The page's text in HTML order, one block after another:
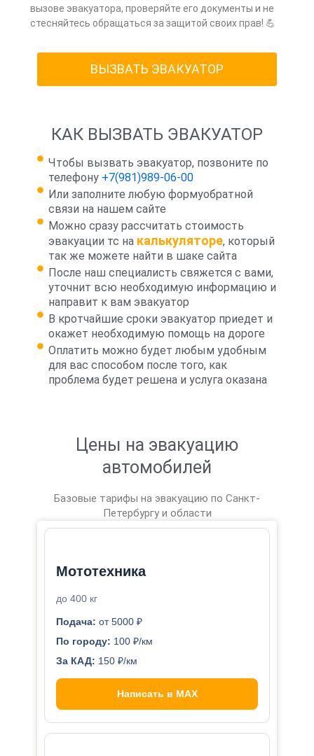
вызове эвакуатора, проверяйте его документы и не
стесняйтесь обращаться за защитой своих прав! 💪
ВЫЗВАТЬ ЭВАКУАТОР
КАК ВЫЗВАТЬ ЭВАКУАТОР
Чтобы вызвать эвакуатор, позвоните по
телефону +7(981)989-06-00
Или заполните любую формуобратной
связи на нашем сайте
Можно сразу рассчитать стоимость
эвакуации тс на калькуляторе, который
так же можете найти в шаке сайта
После наш специалисть свяжется с вами,
уточнит всю необходимую информацию и
направит к вам эвакуатор
В кротчайшие сроки эвакуатор приедет и
окажет необходимую помощь на дороге
Оплатить можно будет любым удобным
для вас способом после того, как
проблема будет решена и услуга оказана
Цены на эвакуацию
автомобилей
Базовые тарифы на эвакуацию по Санкт-
Петербургу и области
Мототехника
до 400 кг
Подача: от 5000 ₽
По городу: 100 ₽/км
За КАД: 150 ₽/км
Написать в MAX